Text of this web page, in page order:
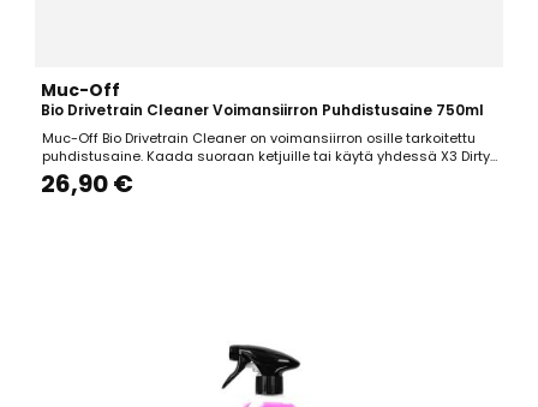
Muc-Off
Bio Drivetrain Cleaner Voimansiirron Puhdistusaine 750ml
Muc-Off Bio Drivetrain Cleaner on voimansiirron osille tarkoitettu
puhdistusaine. Kaada suoraan ketjuille tai käytä yhdessä X3 Dirty
Chain Cleaner ketjupesurin kanssa. Irrottaa lian ja rasvan
tehokkaasti. Biohajoava. 750ml.
26,90 €